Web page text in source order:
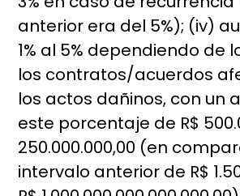
anterior era del 5%); (iv)
1% al 5% dependiendo de
los contratos/acuerdos
los actos dañinos, con un
este porcentaje de R$
250.000.000,00 (en
intervalo anterior de R$